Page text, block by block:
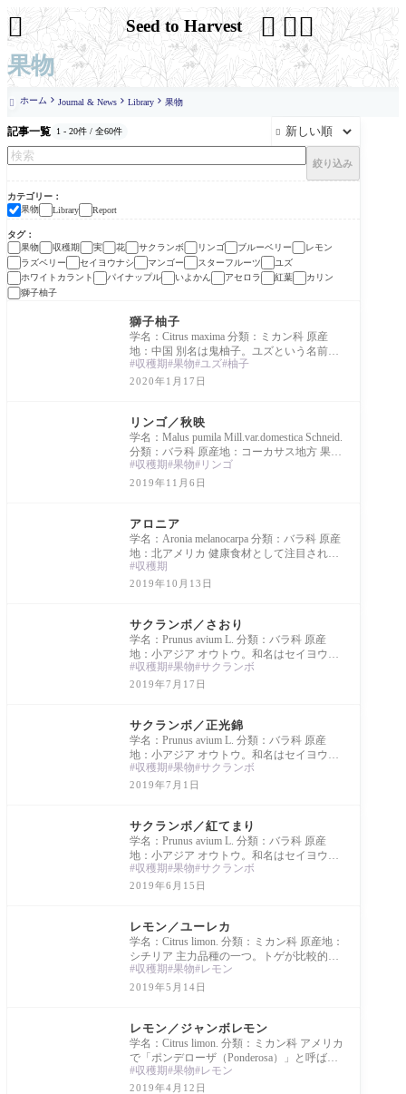
果物
Seed to Harvest 

 ホーム Journal & News Library 果物
記事一覧 1 - 20件 / 全60件 
絞り込み
カテゴリー
果物
Library Report
タグ
果物
収穫期 実 花 サクランボ リンゴ ブルーベリー
レモン
ラズベリー
セイヨウナシ マンゴー スターフルーツ
ユズ
ホワイトカラント
パイナップル いよかん アセロラ 紅葉
カリン
獅子柚子
獅子柚子
学名：Citrus maxima 分類：ミカン科 原産
地：中国 別名は鬼柚子。ユズという名前が
ついているが、ブンタンの亜種。食用とい
うよりは
収穫期 果物 ユズ 柚子
2020年1月17日
リンゴ／秋映
学名：Malus pumila Mill.var.domestica Schneid.
分類：バラ科 原産地：コーカサス地方 果皮
は赤褐色。
収穫期 果物 リンゴ
2019年11月6日
アロニア
学名：Aronia melanocarpa 分類：バラ科 原産
地：北アメリカ 健康食材として注目され、
北海道で栽培が増加している。果実の色が
赤、紫、
収穫期
2019年10月13日
サクランボ／さおり
学名：Prunus avium L. 分類：バラ科 原産
地：小アジア オウトウ。和名はセイヨウミ
ザクラ。「高砂」の枝変わり。
収穫期 果物 サクランボ
2019年7月17日
サクランボ／正光錦
学名：Prunus avium L. 分類：バラ科 原産
地：小アジア オウトウ。和名はセイヨウミ
ザクラ。福島県で品種改良された。香夏錦
の自然交雑
収穫期 果物 サクランボ
2019年7月1日
サクランボ／紅てまり
学名：Prunus avium L. 分類：バラ科 原産
地：小アジア オウトウ。和名はセイヨウミ
ザクラ。山形県で品種改良された。
収穫期 果物 サクランボ
2019年6月15日
レモン／ユーレカ
学名：Citrus limon. 分類：ミカン科 原産地：
シチリア 主力品種の一つ。トゲが比較的少
なく、主力品種の「リスボン」に比べ耐寒
性が
収穫期 果物 レモン
2019年5月14日
レモン／ジャンボレモン
学名：Citrus limon. 分類：ミカン科 アメリカ
で「ポンデローザ（Ponderosa）」と呼ばれ
ている柑橘。来歴不明だが、100年以上前か
ら知られ
収穫期 果物 レモン
2019年4月12日